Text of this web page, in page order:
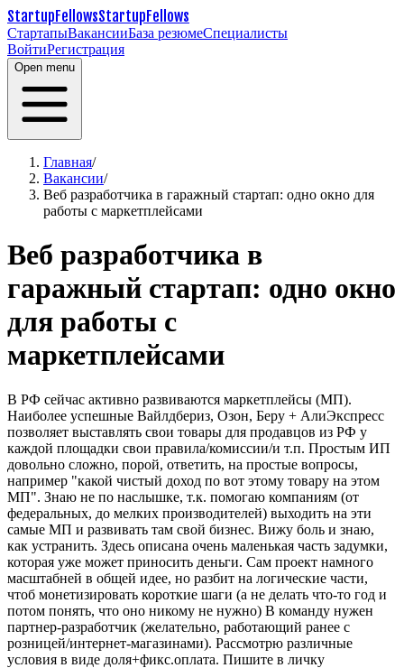
StartupFellowsStartupFellows
СтартапыВакансииБаза резюмеСпециалисты
ВойтиРегистрация
Open menu
Главная/
Вакансии/
Веб разработчика в гаражный стартап: одно окно для
работы с маркетплейсами
Веб разработчика в
гаражный стартап: одно окно
для работы с
маркетплейсами
В РФ сейчас активно развиваются маркетплейсы (МП).
Наиболее успешные Вайлдбериз, Озон, Беру + АлиЭкспресс
позволяет выставлять свои товары для продавцов из РФ у
каждой площадки свои правила/комиссии/и т.п. Простым ИП
довольно сложно, порой, ответить, на простые вопросы,
например "какой чистый доход по вот этому товару на этом
МП". Знаю не по наслышке, т.к. помогаю компаниям (от
федеральных, до мелких производителей) выходить на эти
самые МП и развивать там свой бизнес. Вижу боль и знаю,
как устранить. Здесь описана очень маленькая часть задумки,
которая уже может приносить деньги. Сам проект намного
масштабней в общей идее, но разбит на логические части,
чтоб монетизировать короткие шаги (а не делать что-то год и
потом понять, что оно никому не нужно) В команду нужен
партнер-разработчик (желательно, работающий ранее с
розницей/интернет-магазинами). Рассмотрю различные
условия в виде доля+фикс.оплата. Пишите в личку